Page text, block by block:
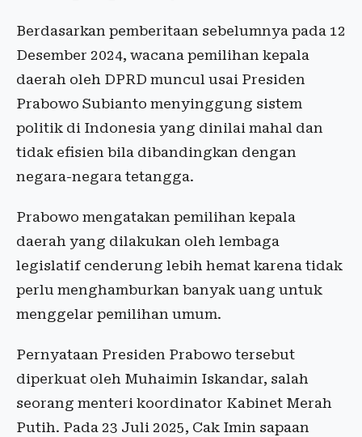
Berdasarkan pemberitaan sebelumnya pada 12
Desember 2024, wacana pemilihan kepala
daerah oleh DPRD muncul usai Presiden
Prabowo Subianto menyinggung sistem
politik di Indonesia yang dinilai mahal dan
tidak efisien bila dibandingkan dengan
negara-negara tetangga.
Prabowo mengatakan pemilihan kepala
daerah yang dilakukan oleh lembaga
legislatif cenderung lebih hemat karena tidak
perlu menghamburkan banyak uang untuk
menggelar pemilihan umum.
Pernyataan Presiden Prabowo tersebut
diperkuat oleh Muhaimin Iskandar, salah
seorang menteri koordinator Kabinet Merah
Putih. Pada 23 Juli 2025, Cak Imin sapaan